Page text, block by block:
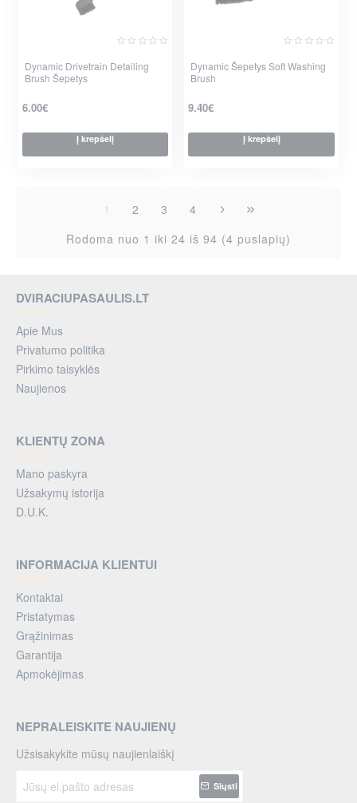
Dynamic Drivetrain Detailing
Brush Šepetys
6.00€
Į krepšelį
Dynamic Šepetys Soft Washing
Brush
9.40€
Į krepšelį
1 2 3
4
Rodoma nuo 1 iki 24 iš 94 (4 puslapių)
DVIRACIUPASAULIS.LT
Apie Mus
Privatumo politika
Pirkimo taisyklės
Naujienos
KLIENTŲ ZONA
Mano paskyra
Užsakymų istorija
D.U.K.
INFORMACIJA KLIENTUI
Kontaktai
Pristatymas
Grąžinimas
Garantija
Apmokėjimas
NEPRALEISKITE NAUJIENŲ
Užsisakykite mūsų naujienlaiškį
el.pašto
Siųsti